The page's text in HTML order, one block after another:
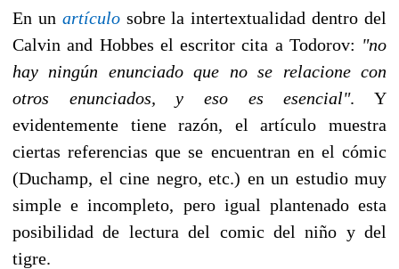
En un artículosobre la intertextualidad dentro del
Calvin and Hobbes el escritor cita a Todorov: "no
hay ningún enunciado que no se relacione con
otros enunciados, y eso es esencial". Y
evidentemente tiene razón, el artículo muestra
ciertas referencias que se encuentran en el cómic
(Duchamp, el cine negro, etc.) en un estudio muy
simple e incompleto, pero igual plantenado esta
posibilidad de lectura del comic del niño y del
tigre.